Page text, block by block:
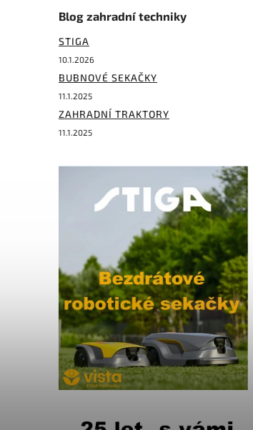
Blog zahradní techniky
STIGA
10.1.2026
BUBNOVÉ SEKAČKY
11.1.2025
ZAHRADNÍ TRAKTORY
11.1.2025